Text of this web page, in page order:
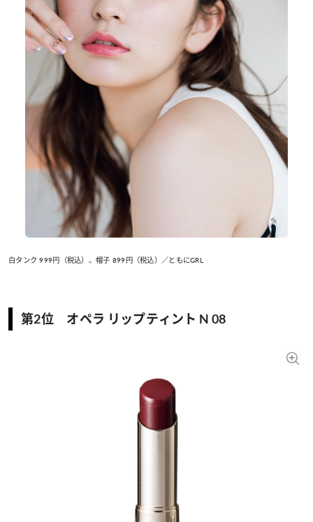
白タンク 999円（税込）、帽子 899円（税込）／ともにGRL
第2位 オペラ リップティント N 08